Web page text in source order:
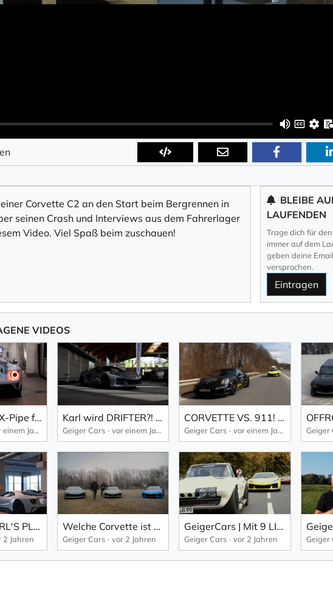
Corvette C2 an den Start beim Bergrennen in
seinen Crash und Interviews aus dem Fahrerlager
Video. Viel Spaß beim zuschauen!
BLEIBE
LAUFENDEN
Trage dich für
immer auf dem
geben deine
versprochen.
Eintragen
VIDEOS
Es wird laut! X-Pipe für den Ford GT
vor einem Jahr
Karl wird DRIFTER?! TWB 2025
Geiger Cars vor einem Jahr
CORVETTE VS. 911! LCE zu Besuch bei GeigerCars
Geiger Cars vor einem Jahr Geiger
Was sind KARL'S PLÄNE für 2025?
2 Jahren
Welche Corvette ist am BESTEN? E-Ray vs. Z06 vs. Stingray!
Geiger Cars vor 2 Jahren
GeigerCars | Mit 9 LITERN HUBRAUM den Berg hinauf! Jochpass Memorial '24
Geiger Cars vor 2 Jahren Geiger
in den Empfang des Newsletters ein, den ich jederzeit mit dem Link
für den Newsletter bestätigen Sie die Verarbeitung Ihrer Daten gemäß der
abonnieren